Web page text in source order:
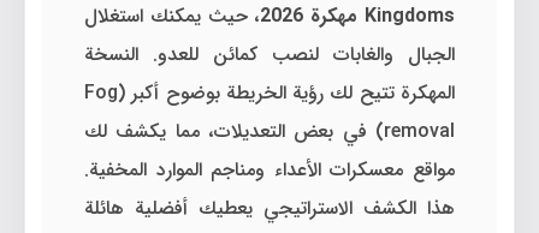
Kingdoms مهكرة 2026
، حيث يمكنك استغلال
الجبال والغابات لنصب كمائن للعدو. النسخة
المهكرة تتيح لك رؤية الخريطة بوضوح أكبر (Fog
removal) في بعض التعديلات، مما يكشف لك
مواقع معسكرات الأعداء ومناجم الموارد المخفية.
هذا الكشف الاستراتيجي يعطيك أفضلية هائلة